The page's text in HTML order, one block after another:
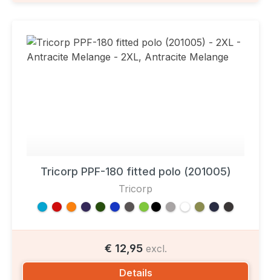
Tricorp PPF-180 fitted polo (201005)
Tricorp
€ 12,95 excl.
Details